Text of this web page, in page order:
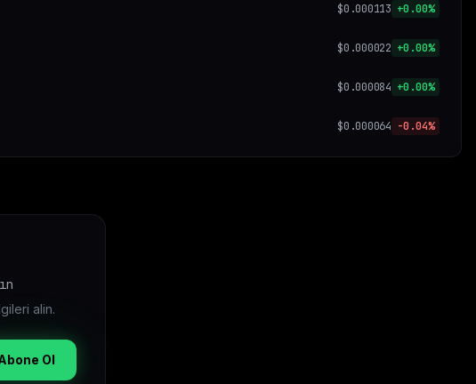
$0.000113 +0.00%
$0.000022 +0.00%
$0.000084 +0.00%
$0.000064 -0.04%
alin.
Ol